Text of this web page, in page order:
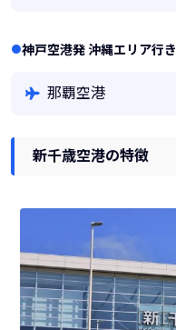
神戸空港発 沖縄エリア行き
那覇空港
新千歳空港の特徴